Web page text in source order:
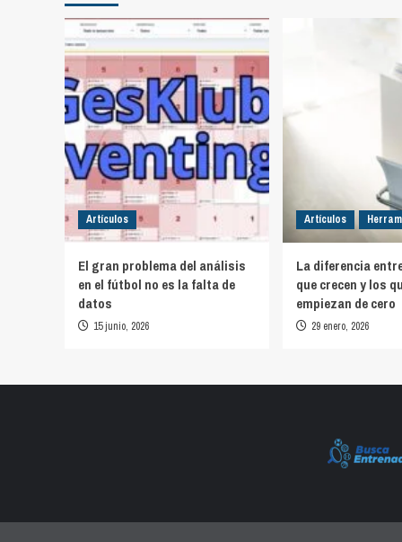
Artículos
El gran problema del análisis
en el fútbol no es la falta de
datos
15 junio, 2026
Artículos
La diferencia
que crecen y los
empiezan de cero
29 enero, 2026